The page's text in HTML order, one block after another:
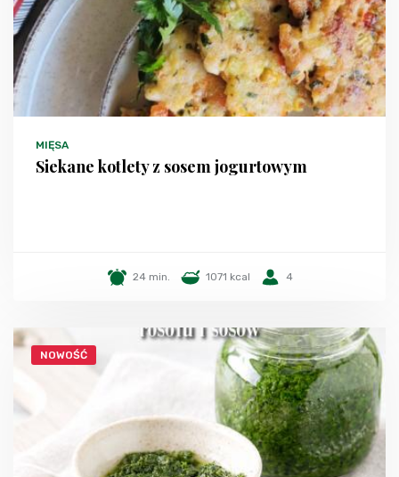
MIĘSA
Siekane kotlety z sosem jogurtowym
24 min. 1071 kcal 4
NOWOŚĆ